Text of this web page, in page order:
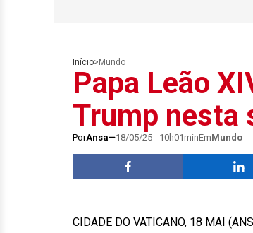
Início> Mundo
Papa Leão
Trump nesta
PorAnsa 18/05/25 - 10h01minEmMundo
CIDADE DO VATICANO, 18 MAI